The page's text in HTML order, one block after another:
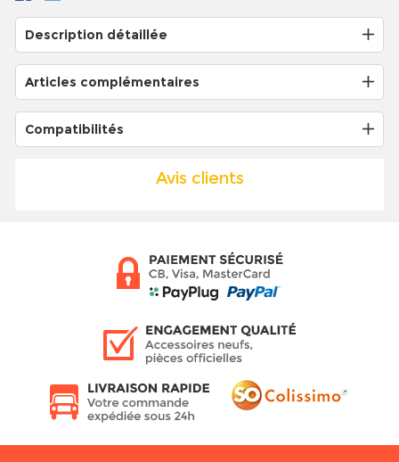
Description détaillée
Articles complémentaires
Compatibilités
Avis clients